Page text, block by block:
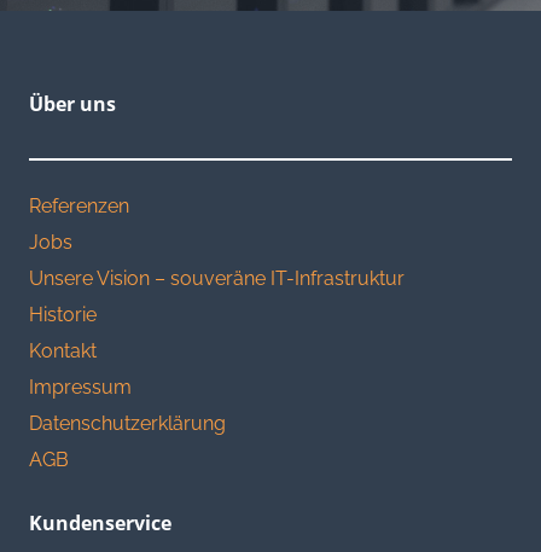
Über uns
Referenzen
Jobs
Unsere Vision – souveräne IT-Infrastruktur
Historie
Kontakt
Impressum
Datenschutzerklärung
AGB
Kundenservice